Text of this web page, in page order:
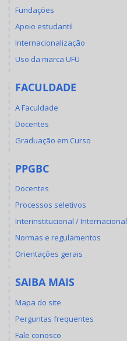
Fundações
Apoio estudantil
Internacionalização
Uso da marca UFU
FACULDADE
A Faculdade
Docentes
Graduação em Curso
PPGBC
Docentes
Processos seletivos
Interinstitucional / Internacional
Normas e regulamentos
Orientações gerais
SAIBA MAIS
Mapa do site
Perguntas frequentes
Fale conosco